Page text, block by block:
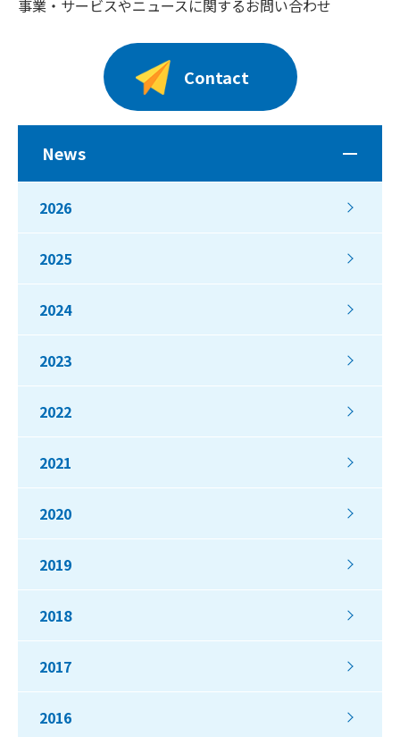
事業・サービスやニュースに関するお問い合わせ
Contact
News
2026
2025
2024
2023
2022
2021
2020
2019
2018
2017
2016